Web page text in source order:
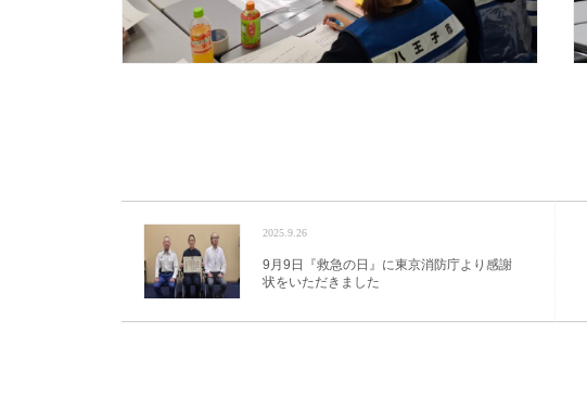
2025.9.26
9月9日『救急の日』に東京消防庁より感謝
状をいただきました